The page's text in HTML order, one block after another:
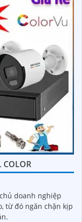
COLOR
doanh nghiệp
từ đó ngăn chặn kịp